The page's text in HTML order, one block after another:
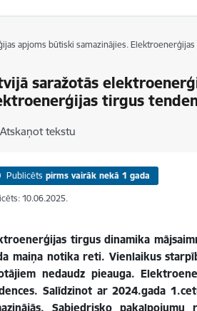
apjoms būtiski samazinājies.
saražotās
tirgus
Atskaņot tekstu
Publicēts pirms vairāk nekā 1 gada
10.06.2025.
tirgus dinamika
maiņa notika reti. Vienlaikus
nedaudz pieauga.
Salīdzinot ar 2024.gada
Sabiedrisko